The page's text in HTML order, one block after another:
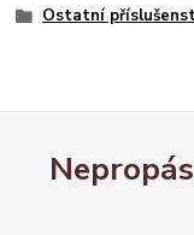
Ostatní